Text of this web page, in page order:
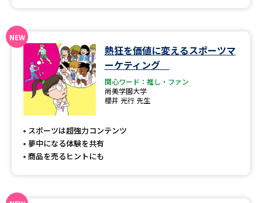
高等学校（情報）教員資格認定
大学研究
大学で学べる内容や特徴を調べる
熱狂を価値に変えるスポーツマ
ーケティング
関心ワード：推し・ファン
尚美学園大学
櫻井 光行 先生
スポーツは超強力コンテンツ
夢中になる体験を共有
商品を売るヒントにも